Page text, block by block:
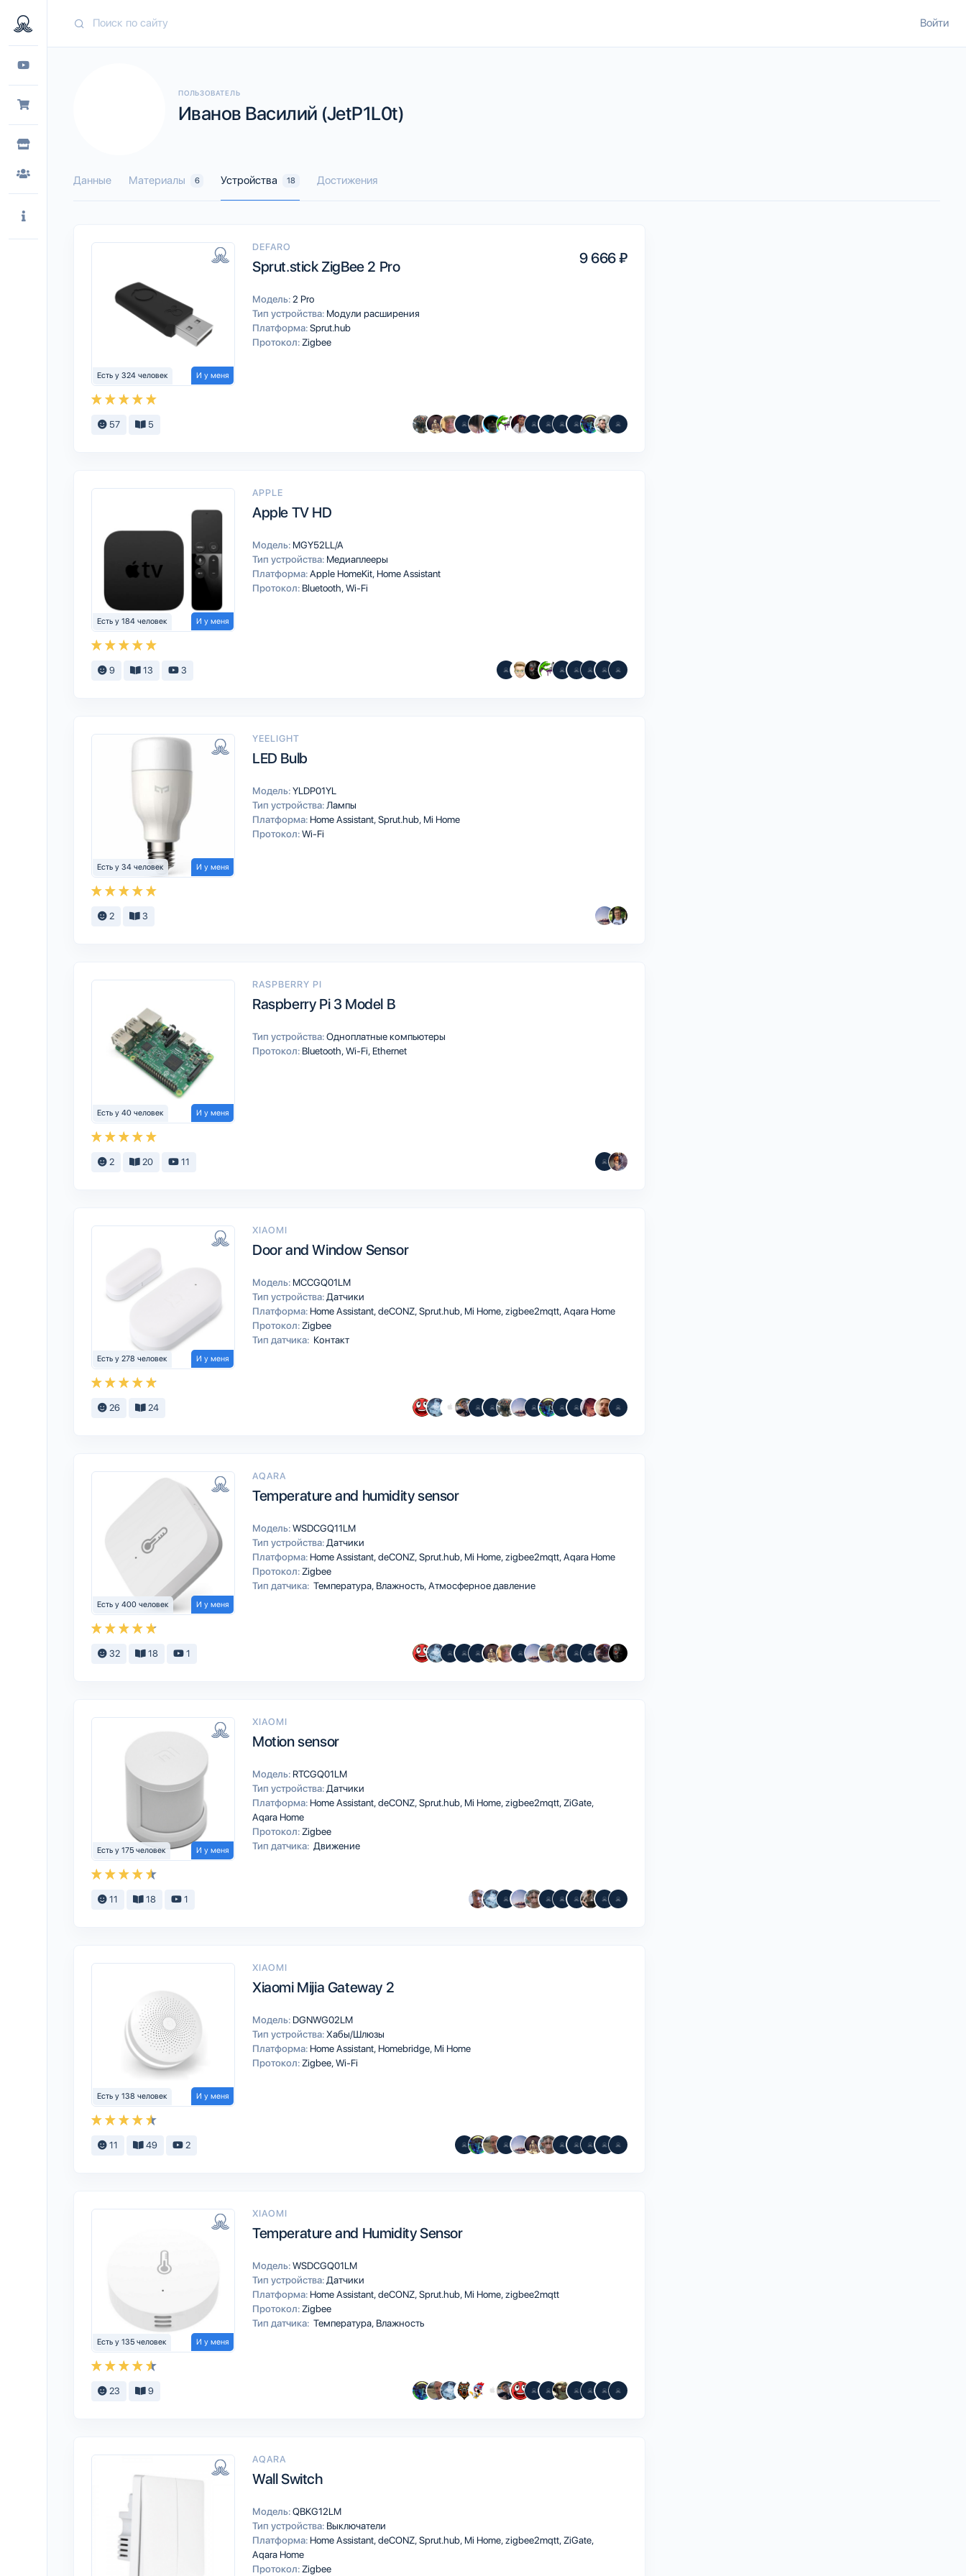
Войти
ПОЛЬЗОВАТЕЛЬ
Иванов Василий (JetP1L0t)
Данные Материалы 6 Устройства 18 Достижения
Есть у 324 человек И у меня
DEFARO
Sprut.stick ZigBee 2 Pro 9 666 ₽
Модель:2 Pro
Тип устройства: Модули расширения
Платформа:Sprut.hub
Протокол: Zigbee
57 5
Есть у 184 человек И у меня
APPLE
Apple TV HD
Модель: MGY52LL/A
Тип устройства: Медиаплееры
Платформа:Apple HomeKit Home Assistant
Протокол: BluetoothWi-Fi
9 13 3
Есть у 34 человек И у меня
YEELIGHT
LED Bulb
Модель:YLDP01YL
Тип устройства: Лампы
Платформа: Home AssistantSprut.hub Mi Home
Протокол:Wi-Fi
2 3
Есть у 40 человек И у меня
RASPBERRY PI
Raspberry Pi 3 Model B
Тип устройства:Одноплатные компьютеры
Протокол: BluetoothWi-Fi Ethernet
2 20 11
Есть у 278 человек И у меня
XIAOMI
Door and Window Sensor
Модель: MCCGQ01LM
Тип устройства: Датчики
Платформа: Home AssistantdeCONZSprut.hub Mi Homezigbee2mqttAqara Home
Протокол: Zigbee
Тип датчика: Контакт
26 24
Есть у 400 человек И у меня
AQARA
Temperature and humidity sensor
Модель:WSDCGQ11LM
Тип устройства: Датчики
Платформа: Home AssistantdeCONZSprut.hub Mi Homezigbee2mqttAqara Home
Протокол: Zigbee
Тип датчика: Температура, Влажность, Атмосферное давление
32 18 1
Есть у 175 человек И у меня
XIAOMI
Motion sensor
Модель: RTCGQ01LM
Тип устройства: Датчики
Платформа: Home AssistantdeCONZSprut.hub Mi Homezigbee2mqtt ZiGate
Aqara Home
Протокол: Zigbee
Тип датчика: Движение
11 18 1
Есть у 138 человек И у меня
XIAOMI
Xiaomi Mijia Gateway 2
Модель: DGNWG02LM
Тип устройства:Хабы/Шлюзы
Платформа: Home Assistant Homebridge Mi Home
Протокол: ZigbeeWi-Fi
11 49 2
Есть у 135 человек И у меня
XIAOMI
Temperature and Humidity Sensor
Модель:WSDCGQ01LM
Тип устройства: Датчики
Платформа: Home AssistantdeCONZSprut.hub Mi Homezigbee2mqtt
Протокол: Zigbee
Тип датчика: Температура, Влажность
23 9
AQARA
Wall Switch
Модель:QBKG12LM
Тип устройства: Выключатели
Платформа: Home AssistantdeCONZSprut.hub Mi Homezigbee2mqtt ZiGate
Aqara Home
Протокол: Zigbee